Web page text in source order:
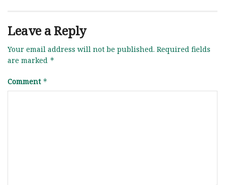
Leave a Reply
Your email address will not be published. Required fields
are marked *
Comment *